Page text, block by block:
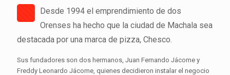
Desde 1994 el emprendimiento de dos
Orenses ha hecho que la ciudad de Machala sea
destacada por una marca de pizza, Chesco.
Sus fundadores son dos hermanos, Juan Fernando Jácome y
Freddy Leonardo Jácome, quienes decidieron instalar el negocio